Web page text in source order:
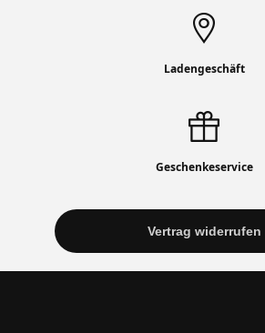
Ladengeschäft
Geschenkeservice
Vertrag widerrufen